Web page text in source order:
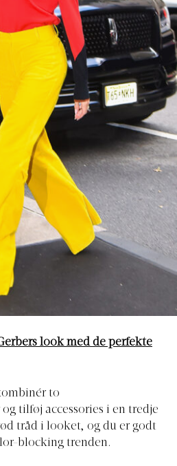
look med de perfekte
to
tilføj accessories i en tredje
tråd i looket, og du er godt
blocking trenden.